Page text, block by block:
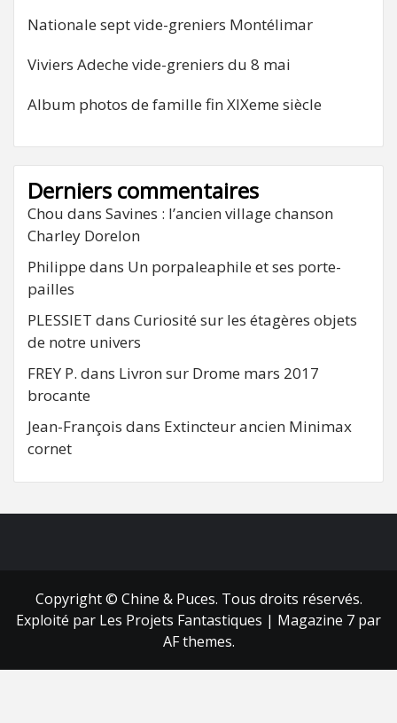
Nationale sept vide-greniers Montélimar
Viviers Adeche vide-greniers du 8 mai
Album photos de famille fin XIXeme siècle
Derniers commentaires
Chou dans Savines : l’ancien village chanson
Charley Dorelon
Philippe dans Un porpaleaphile et ses porte-
pailles
PLESSIET dans Curiosité sur les étagères objets
de notre univers
FREY P. dans Livron sur Drome mars 2017
brocante
Jean-François dans Extincteur ancien Minimax
cornet
Copyright © Chine & Puces. Tous droits réservés.
Exploité par Les Projets Fantastiques | Magazine 7 par
AF themes.